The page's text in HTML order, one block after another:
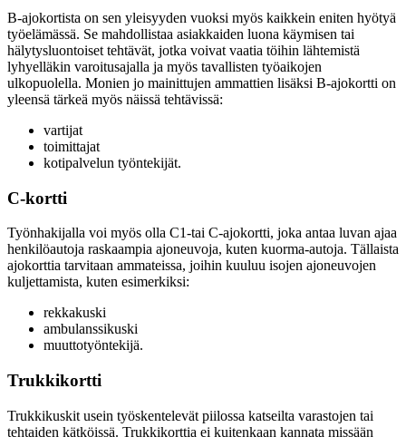
B-ajokortista on sen yleisyyden vuoksi myös kaikkein eniten hyötyä
työelämässä. Se mahdollistaa asiakkaiden luona käymisen tai
hälytysluontoiset tehtävät, jotka voivat vaatia töihin lähtemistä
lyhyelläkin varoitusajalla ja myös tavallisten työaikojen
ulkopuolella. Monien jo mainittujen ammattien lisäksi B-ajokortti on
yleensä tärkeä myös näissä tehtävissä:
vartijat
toimittajat
kotipalvelun työntekijät.
C-kortti
Työnhakijalla voi myös olla C1-tai C-ajokortti, joka antaa luvan ajaa
henkilöautoja raskaampia ajoneuvoja, kuten kuorma-autoja. Tällaista
ajokorttia tarvitaan ammateissa, joihin kuuluu isojen ajoneuvojen
kuljettamista, kuten esimerkiksi:
rekkakuski
ambulanssikuski
muuttotyöntekijä.
Trukkikortti
Trukkikuskit usein työskentelevät piilossa katseilta varastojen tai
tehtaiden kätköissä. Trukkikorttia ei kuitenkaan kannata missään